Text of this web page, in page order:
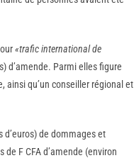
«trafic international de
d’amende. Parmi elles figure
ainsi qu’un conseiller régional et
de dommages et
F CFA d’amende (environ